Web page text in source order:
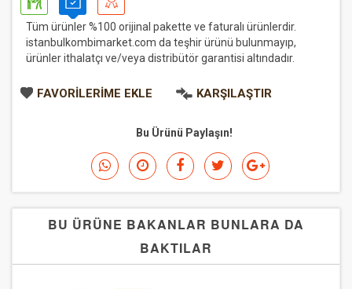
Tüm ürünler %100 orijinal pakette ve faturalı ürünlerdir.
istanbulkombimarket.com da teşhir ürünü bulunmayıp,
ürünler ithalatçı ve/veya distribütör garantisi altındadır.
FAVORILERIME EKLE KARŞILAŞTIR
Bu Ürünü Paylaşın!
BU ÜRÜNE BAKANLAR BUNLARA DA
BAKTILAR